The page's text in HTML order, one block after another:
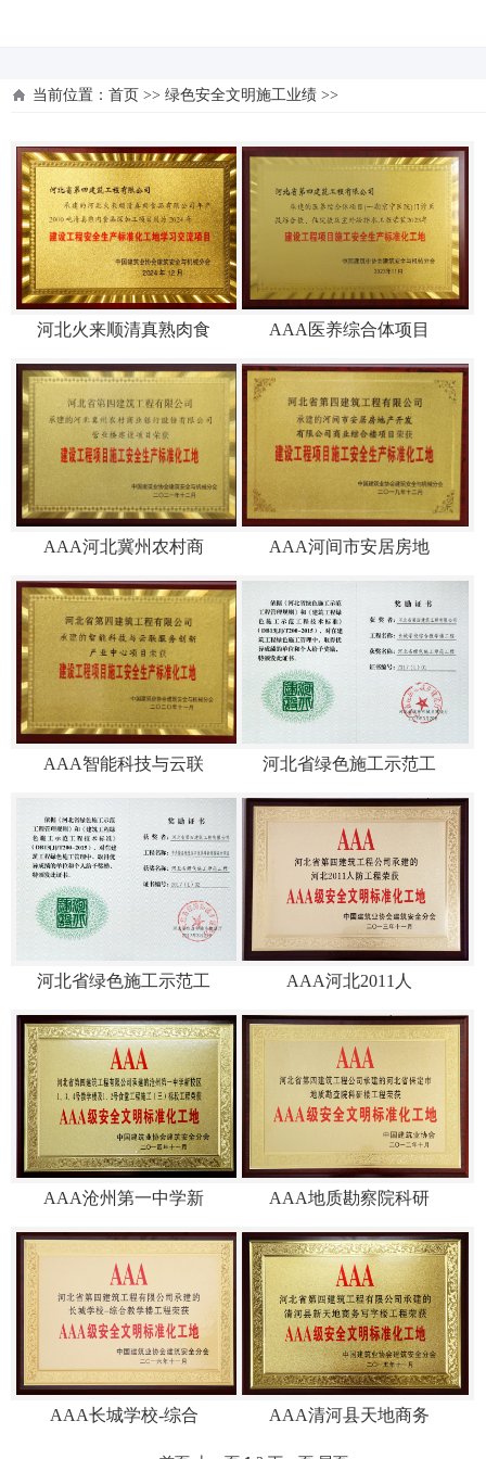
当前位置： 首页 >> 绿色安全文明施工业绩 >>
河北火来顺清真熟肉食 AAA医养综合体项目
AAA河北冀州农村商 AAA河间市安居房地
AAA智能科技与云联 河北省绿色施工示范工
河北省绿色施工示范工 AAA河北2011人
AAA沧州第一中学新 AAA地质勘察院科研
AAA长城学校-综合 AAA清河县天地商务